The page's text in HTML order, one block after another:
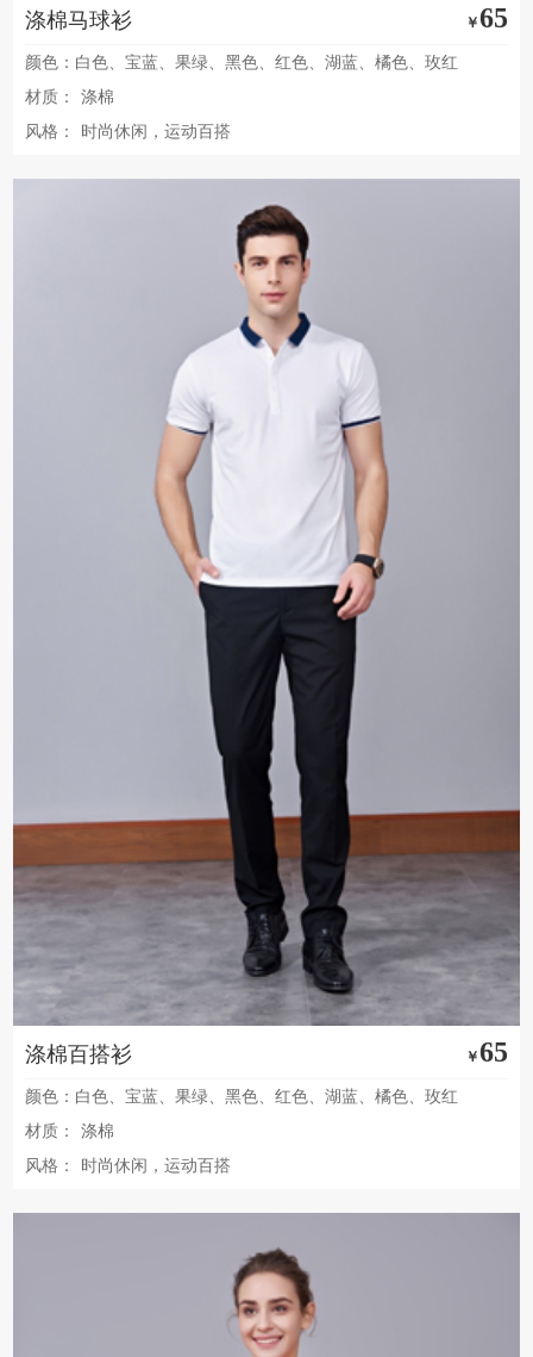
涤棉马球衫 ￥65
颜色：白色、宝蓝、果绿、黑色、红色、湖蓝、橘色、玫红
材质：
涤棉
风格：
时尚休闲，运动百搭
涤棉百搭衫 ￥65
颜色：白色、宝蓝、果绿、黑色、红色、湖蓝、橘色、玫红
材质：
涤棉
风格：
时尚休闲，运动百搭